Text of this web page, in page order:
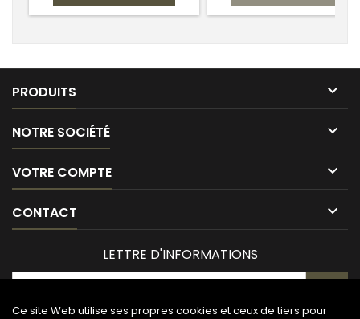
PRODUITS 
NOTRE SOCIÉTÉ 
VOTRE COMPTE 
CONTACT 
Ce site Web utilise ses propres cookies et ceux de tiers pour
LETTRE D'INFORMATIONS